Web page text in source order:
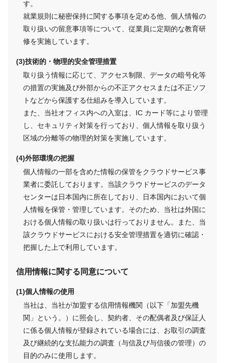
す。
就業規則に秘密保持に関する事項を定める他、個人情報の
取り扱いの留意事項等について、従業員に定期的な教育研
修を実施しています。
技術的・物理的安全管理措置
取り扱う情報に応じて、アクセス制限、データの暗号化等
の措置の実施及び外部からの不正アクセスまたは不正ソフ
トなどから保護する仕組みを導入しています。
また、当社オフィス内への入室は、IC カード等により管理
し、セキュリティ対策を行っており、個人情報を取り扱う
区域の分離等の物理的対策を実施しています。
外部環境の把握
個人情報の一部を含めた情報の保管をクラウドサービス事
業者に委託しております。当該クラウドサービスのデータ
センターは日本国内に所在しており、日本国内において個
人情報を保管・管理しています。そのため、当社は外国に
おける個人情報の取り扱いは行っておりません。また、当
該クラウドサービスにおける安全管理措置を適切に確認・
把握した上で利用しています。
信用情報に関する同意について
個人情報の使用
当社は、当社が加盟する信用情報機関（以下「加盟先機
関」という。）に照会し、契約者、その配偶者及び保証人
に係る個人情報が登録されている場合には、お取引の調査
及び継続的な支払能力の調査（与信及び与信後の管理）の
目的のみに使用します。